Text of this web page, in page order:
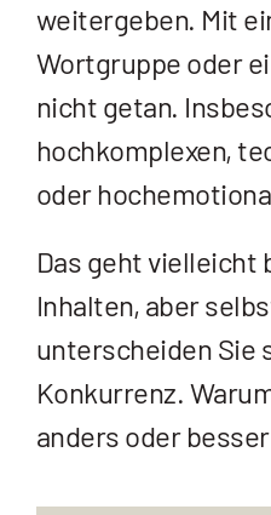
weitergeben. Mit
Wortgruppe oder
nicht getan.
hochkomplexen,
oder
Das geht vielleicht
Inhalten, aber
unterscheiden Sie
Konkurrenz.
anders oder